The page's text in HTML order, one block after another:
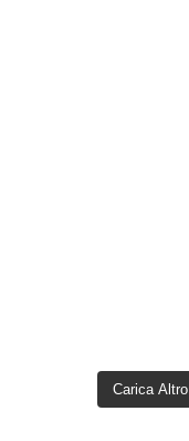
Carica Altro